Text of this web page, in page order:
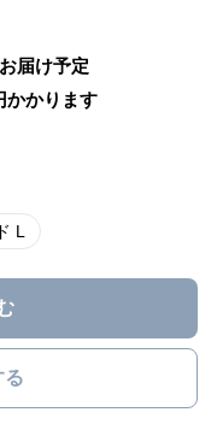
届け予定
かかります
L
る